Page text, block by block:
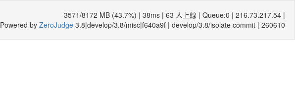
3571/8172 MB (43.7%) | 38ms | 63 人上線 | Queue:0 | 216.73.217.54 |
Powered by ZeroJudge 3.8|develop/3.8/misc|f640a9f | develop/3.8/isolate commit | 260610